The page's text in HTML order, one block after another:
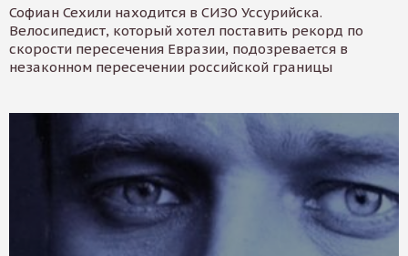
Софиан Сехили находится в СИЗО Уссурийска.
Велосипедист, который хотел поставить рекорд по
скорости пересечения Евразии, подозревается в
незаконном пересечении российской границы